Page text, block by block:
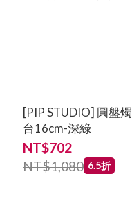
[PIP STUDIO] 圓盤燭
台16cm-深綠
NT$702
NT$1,080 6.5折